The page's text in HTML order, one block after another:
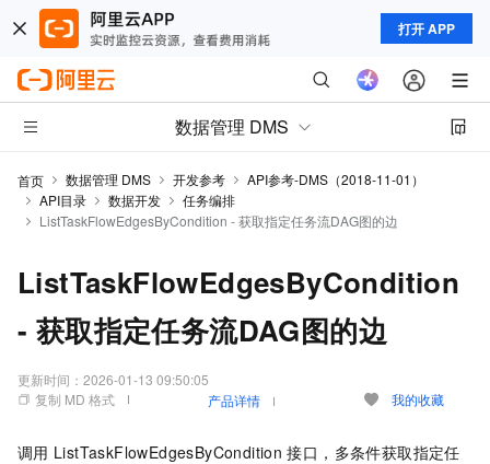
打开 APP
数据管理 DMS
首页 数据管理 DMS 开发参考
API参考-DMS（2018-11-01）
API目录
数据开发
任务编排
ListTaskFlowEdgesByCondition - 获取指定任务流DAG图的边
ListTaskFlowEdgesByCondition
- 获取指定任务流DAG图的边
更新时间： 2026-01-13 09:50:05
复制 MD 格式
产品详情 我的收藏
调用 ListTaskFlowEdgesByCondition 接口，多条件获取指定任